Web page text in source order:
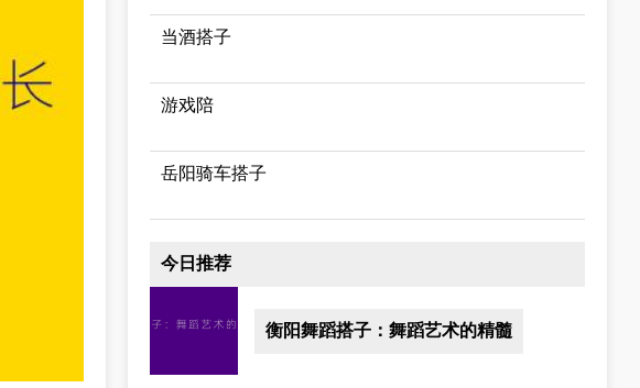
当酒搭子
游戏陪
岳阳骑车搭子
今日推荐
衡阳舞蹈搭子：舞蹈艺术的精髓